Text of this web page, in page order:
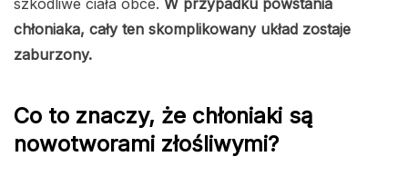
chłoniaka, cały ten skomplikowany układ zostaje
zaburzony.
Co to znaczy, że chłoniaki są
nowotworami złośliwymi?